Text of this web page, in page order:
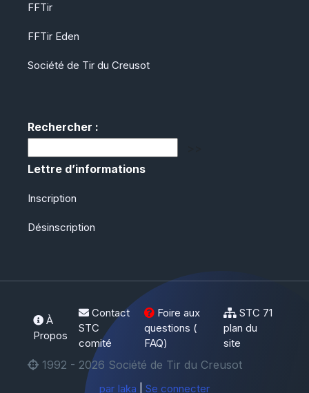
FFTir
FFTir Eden
Société de Tir du Creusot
Rechercher :
Lettre d’informations
Inscription
Désinscription
À
Propos
Contact
STC
comité
Foire aux
questions (
FAQ)
STC 71
plan du
site
1992 - 2026 Société de Tir du Creusot
par Iaka Se connecter